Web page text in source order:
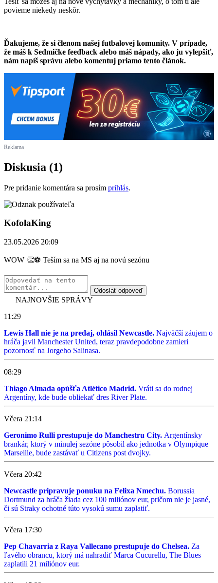
povieme niekedy neskôr.
Ďakujeme, že si členom našej futbalovej komunity. V prípade,
že máš k Sedmičke feedback alebo máš nápady, ako ju vylepšiť,
nám napíš správu alebo komentuj priamo tento článok.
Reklama
Diskusia (1)
Pre pridanie komentára sa prosím prihlás.
KofolaKing
23.05.2026 20:09
WOW 👏⚽ Teším sa na MS aj na novú sezónu
Odoslať odpoveď
NAJNOVŠIE SPRÁVY
11:29
Lewis Hall nie je na predaj, ohlásil Newcastle. Najväčší záujem o
hráča javil Manchester United, teraz pravdepodobne zamieri
pozornosť na Jorgeho Salinasa.
08:29
Thiago Almada opúšťa Atlético Madrid. Vráti sa do rodnej
Argentíny, kde bude obliekať dres River Plate.
Včera 21:14
Geronimo Rulli prestupuje do Manchestru City. Argentínsky
brankár, ktorý v minulej sezóne pôsobil ako jednotka v Olympique
Marseille, bude zastávať u Citizens post dvojky.
Včera 20:42
Newcastle pripravuje ponuku na Felixa Nmechu. Borussia
Dortmund za hráča žiada cez 100 miliónov eur, pričom nie je jasné,
či sú Straky ochotné túto vysokú sumu zaplatiť.
Včera 17:30
Pep Chavarria z Raya Vallecano prestupuje do Chelsea. Za
ľavého obrancu, ktorý má nahradiť Marca Cucurellu, The Blues
zaplatili 21 miliónov eur.